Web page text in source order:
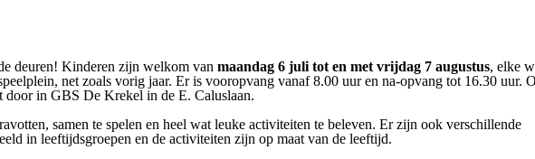
deuren! Kinderen zijn welkom van maandag 6 juli tot en met vrijdag 7 augustus, elke
net zoals vorig jaar. Er is vooropvang vanaf 8.00 uur en na-opvang tot 16.30 uur.
door in GBS De Krekel in de E. Caluslaan.
samen te spelen en heel wat leuke activiteiten te beleven. Er zijn ook verschillende
in leeftijdsgroepen en de activiteiten zijn op maat van de leeftijd.